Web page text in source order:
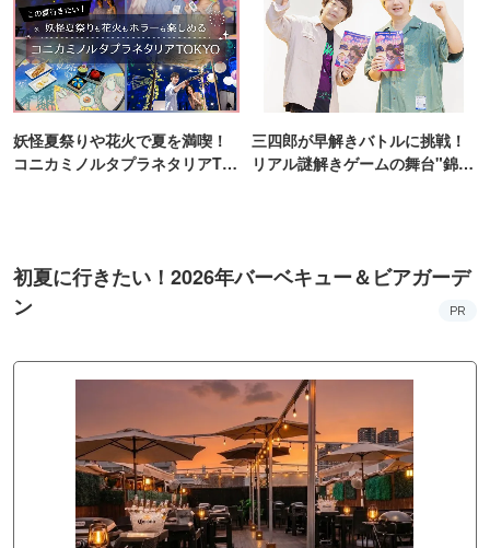
妖怪夏祭りや花火で夏を満喫！
コニカミノルタプラネタリアTO
三四郎が早解きバトルに挑戦！
リアル謎解きゲームの舞台"錦糸
初夏に行きたい！2026年バーベキュー＆ビアガーデ
ン
PR